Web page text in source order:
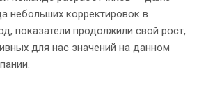
небольших корректировок в
показатели продолжили свой рост,
для нас значений на данном